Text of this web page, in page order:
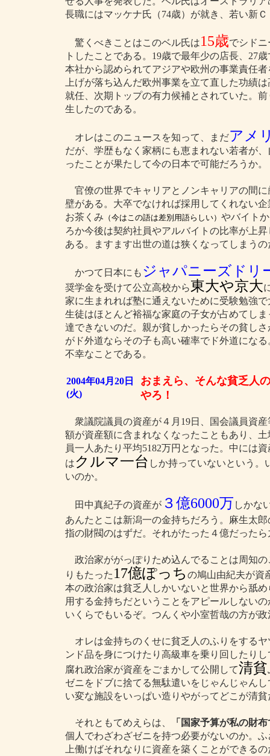
長職にはマッケナ氏（74歳）が就き、若い新
驚くべきことはこのベル氏は15歳でシド
トしたことである。19歳で最年少の店長、27
本社から認められてアジアや欧州の事業責任
上げが落ち込んだ欧州事業を立て直した功績
就任、次期トップの有力候補とされていた。
生したのである。
オレはこのニュースを知って、まだアメ
だが、学歴もなく家柄にも恵まれない若者が
ったことが果たして今の日本で可能だろうか。
官僚の世界でキャリアとノンキャリアの間
壁がある。大卒でなければ採用してくれない
お茶くみ （今はこの語は差別用語らしい） やバイト
ろか今後は契約社員やアルバイトの比率が上
ある。ますます出世の道は狭くなってしまうの
かつて日本にも ジャパニーズドリ
奨学金を受けて公立高校から東大や京大
家に生まれれば塾に通えないために受験勉強
生徒はほとんど裕福な家庭の子女が占めてし
達できないのだ。親が貧しかったらその貧し
がド外道ならその子も高い確率でド外道にな
不幸なことである。
2004年04月20日
(火)
おまえら、そんな貧乏人
やろ！
衆議院議員の資産が４月19日、国会議員資
額が資産額に含まれなくなったこともあり、
員一人あたり平均5182万円となった。中には
はクルマ一台 しか持っていないという
いのか。
田中真紀子の資産が３億6000万 しかな
あんたとこは新潟一の金持ちだろう。麻生太郎
指の財閥のはずだ。それがたった４億だった
政治家ががっぽりため込んでることは周知
りもたった 17億ぽっち の鳩山由紀夫が資
本の政治家は貧乏人しかいないと世界から舐
用する金持ちだということをアピールしない
いくらでもいるぞ。つんくや小室哲哉の方が
オレは金持ちのくせに貧乏人のふりをする
ンド品を身につけたり高級車を乗り回したり
腐れ政治家が資産をごまかして公開して清貧
ゼニをドブに捨てる無駄遣いをじゃんじゃん
い変な施設をいっぱい造りやがってどこが清貧
それともてめえらは、
「国家予算が私の財
個人でわざわざゼニを持つ必要がないのか。
上働けばそれなりに資産を築くことができる